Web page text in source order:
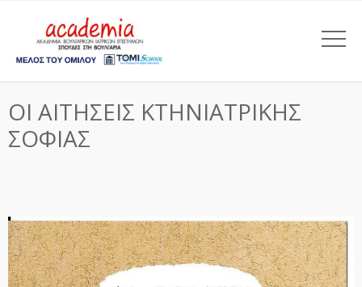
ΟΙ ΑΙΤΗΣΕΙΣ ΚΤΗΝΙΑΤΡΙΚΗΣ
ΣΟΦΙΑΣ